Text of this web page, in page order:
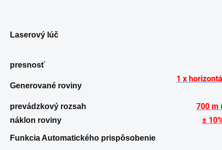
Laserový lúč
presnosť
Generované roviny
1 x
prevádzkový rozsah 700 m
náklon roviny ±
Funkcia Automatického prispôsobenie